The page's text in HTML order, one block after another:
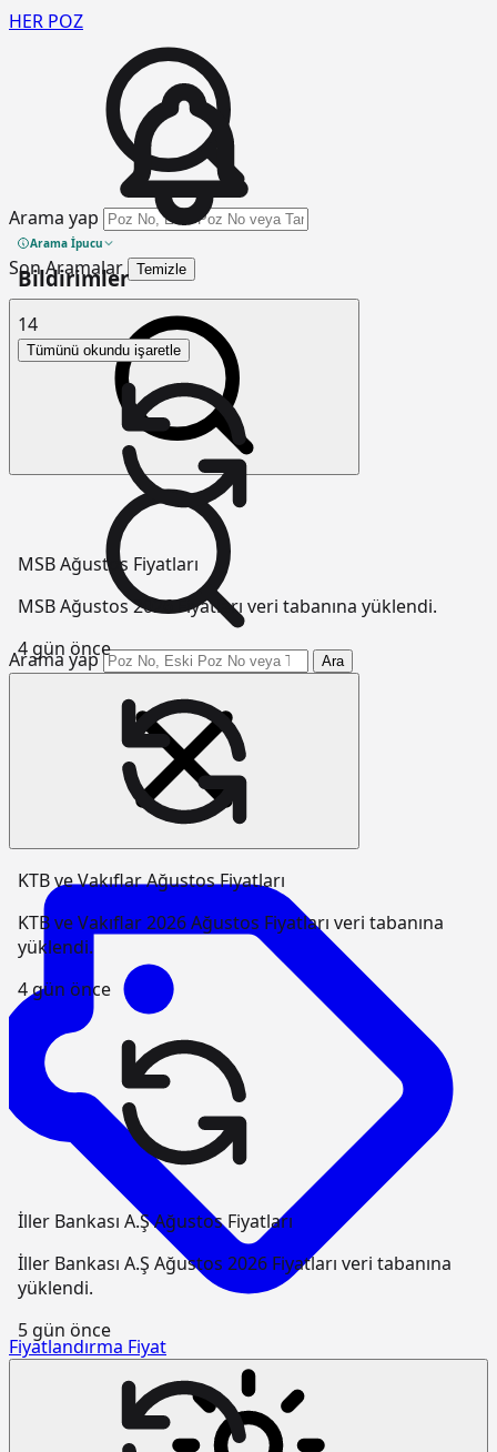
HER POZ
Arama yap
Arama İpucu
Son Aramalar Temizle
Arama yap Ara
Fiyatlandırma Fiyat
Bildirimler
14
Tümünü okundu işaretle
MSB Ağustos Fiyatları
MSB Ağustos 2026 Fiyatları veri tabanına yüklendi.
4 gün önce
KTB ve Vakıflar Ağustos Fiyatları
KTB ve Vakıflar 2026 Ağustos Fiyatları veri tabanına
yüklendi.
4 gün önce
İller Bankası A.Ş Ağustos Fiyatları
İller Bankası A.Ş Ağustos 2026 Fiyatları veri tabanına
yüklendi.
5 gün önce